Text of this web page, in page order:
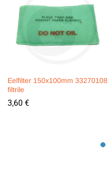
Eelfilter 150x100mm 33270108
filtrile
3,60 €